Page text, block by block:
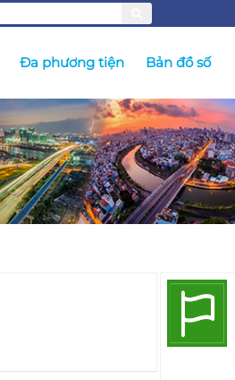
Đa phương tiện Bản đồ số